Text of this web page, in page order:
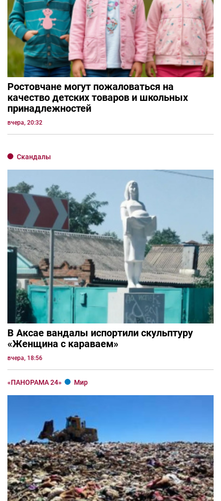
Ростовчане могут пожаловаться на
качество детских товаров и школьных
принадлежностей
вчера, 20:32
Скандалы
В Аксае вандалы испортили скульптуру
«Женщина с караваем»
вчера, 18:56
«ПАНОРАМА 24» Мир